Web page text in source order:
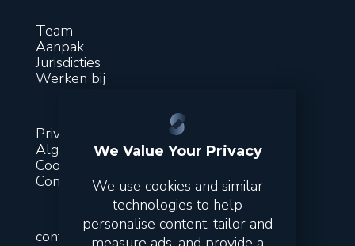
Team
Aanpak
Jurisdicties
Werken bij
Privacy
Algemene voorwaarden
Cookies
Contact
contact@suitsfinance.com
We Value Your Privacy
We use cookies and similar
technologies to help
personalise content, tailor and